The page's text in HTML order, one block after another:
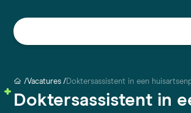
Vacatures Doktersassistent in een
Doktersassistent in